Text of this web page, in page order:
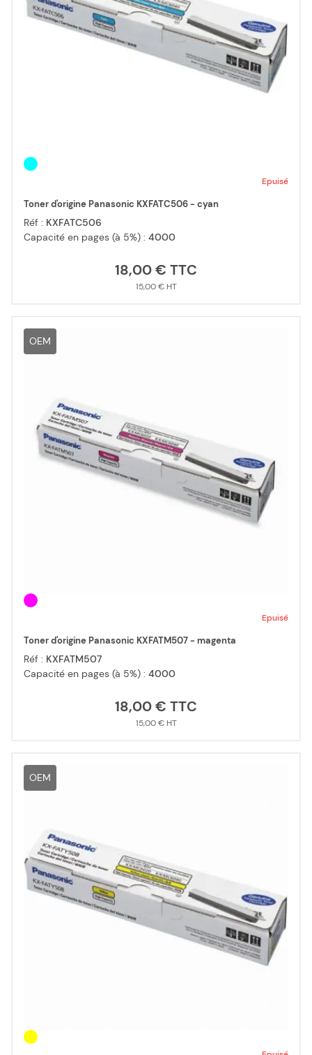
Epuisé
Toner d'origine Panasonic KXFATC506 - cyan
Réf : KXFATC506
Capacité en pages (à 5%) : 4000
18,00 €
15,00 €
OEM
Epuisé
Toner d'origine Panasonic KXFATM507 - magenta
Réf : KXFATM507
Capacité en pages (à 5%) : 4000
18,00 €
15,00 €
OEM